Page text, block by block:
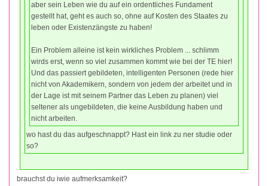
aber sein Leben wie du auf ein ordentliches Fundament
gestellt hat, geht es auch so, ohne auf Kosten des Staates zu
leben oder Existenzängste zu haben!
Ein Problem alleine ist kein wirkliches Problem ... schlimm
wirds erst, wenn so viel zusammen kommt wie bei der TE hier!
Und das passiert gebildeten, intelligenten Personen (rede hier
nicht von Akademikern, sondern von jedem der arbeitet und in
der Lage ist mit seinem Partner das Leben zu planen) viel
seltener als ungebildeten, die keine Ausbildung haben und
nicht arbeiten.
wo hast du das aufgeschnappt? Hast ein link zu ner studie oder
so?
brauchst du iwie aufmerksamkeit?